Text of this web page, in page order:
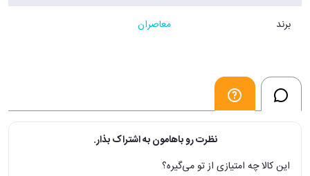
برند معاصران
نظرت رو باهامون به اشتراک بذار.
این کالا چه امتیازی از تو می‌گیره؟